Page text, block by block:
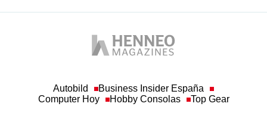
Autobild
Business Insider España
Computer Hoy
Hobby Consolas Top Gear